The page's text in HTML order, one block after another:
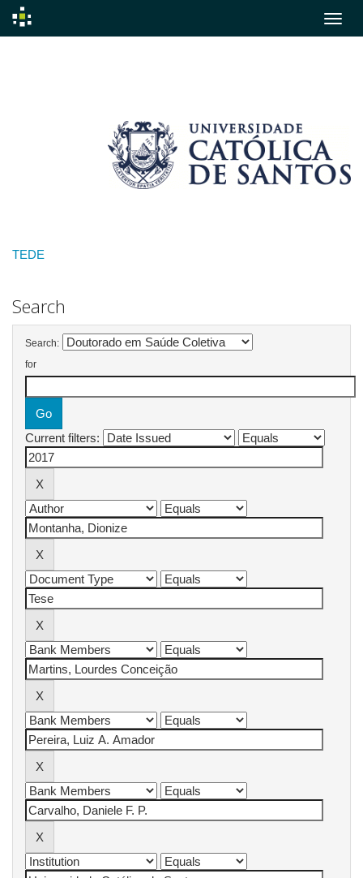
TEDE
Search
Search:
for
Current filters: